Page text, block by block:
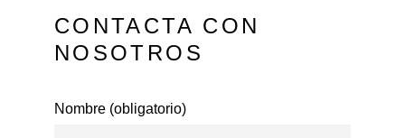
CONTACTA CON
NOSOTROS
Nombre (obligatorio)